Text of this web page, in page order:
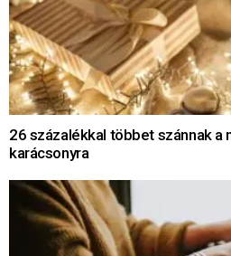
26 százalékkal többet szánnak a
karácsonyra